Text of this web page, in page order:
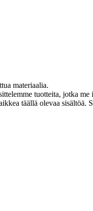
materiaalia.
tuotteita, jotka
täällä olevaa sisältöä.